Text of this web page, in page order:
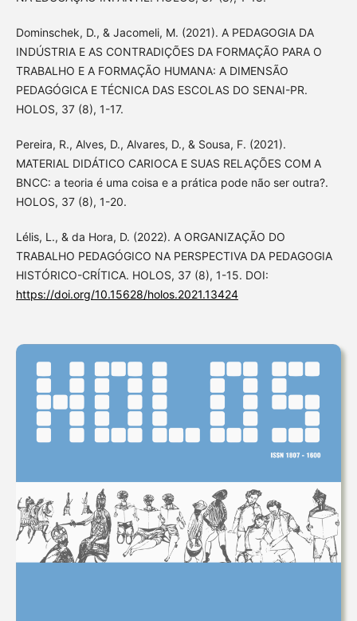
Dominschek, D., & Jacomeli, M. (2021). A PEDAGOGIA DA
INDÚSTRIA E AS CONTRADIÇÕES DA FORMAÇÃO PARA O
TRABALHO E A FORMAÇÃO HUMANA: A DIMENSÃO
PEDAGÓGICA E TÉCNICA DAS ESCOLAS DO SENAI-PR.
HOLOS, 37 (8), 1-17.
Pereira, R., Alves, D., Alvares, D., & Sousa, F. (2021).
MATERIAL DIDÁTICO CARIOCA E SUAS RELAÇÕES COM A
BNCC: a teoria é uma coisa e a prática pode não ser outra?.
HOLOS, 37 (8), 1-20.
Lélis, L., & da Hora, D. (2022). A ORGANIZAÇÃO DO
TRABALHO PEDAGÓGICO NA PERSPECTIVA DA PEDAGOGIA
HISTÓRICO-CRÍTICA. HOLOS, 37 (8), 1-15. DOI:
https://doi.org/10.15628/holos.2021.13424